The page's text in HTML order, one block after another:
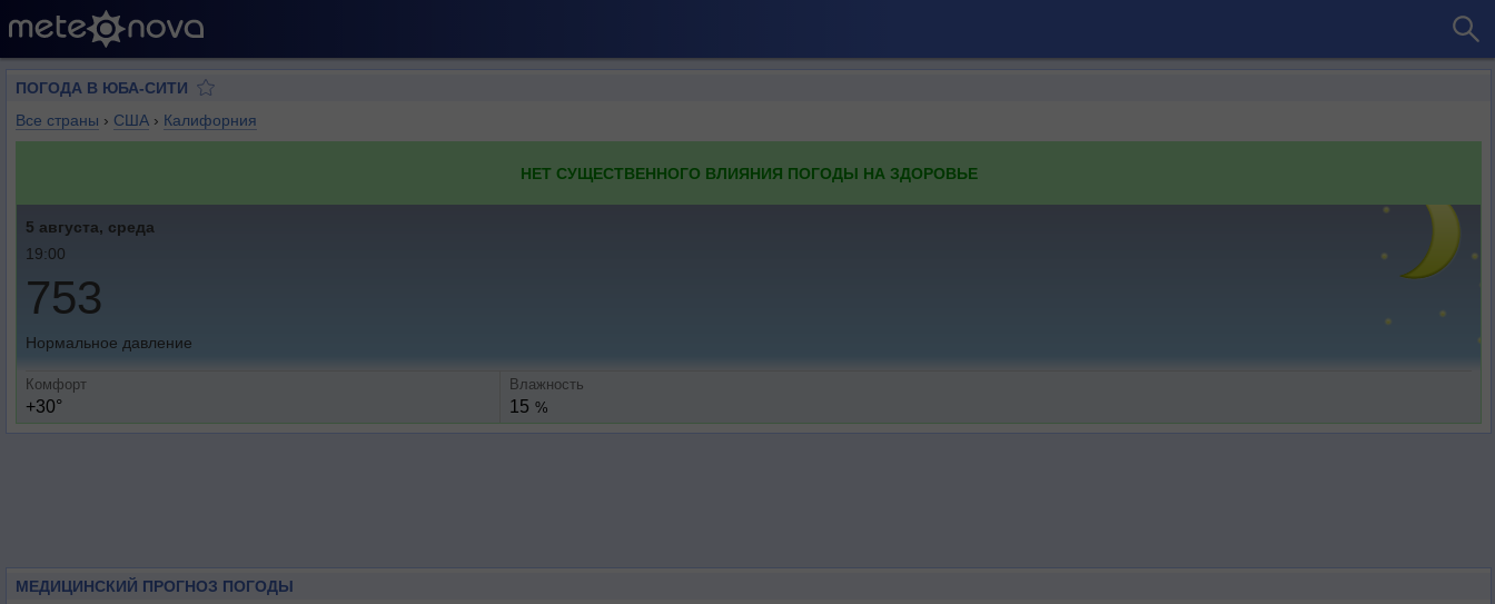
ПОГОДА В ЮБА-СИТИ
Все страны › США › Калифорния
НЕТ СУЩЕСТВЕННОГО ВЛИЯНИЯ ПОГОДЫ НА ЗДОРОВЬЕ
5 августа, среда
19:00
753
Нормальное давление
Комфорт
+30°
Влажность
15 %
МЕДИЦИНСКИЙ ПРОГНОЗ ПОГОДЫ